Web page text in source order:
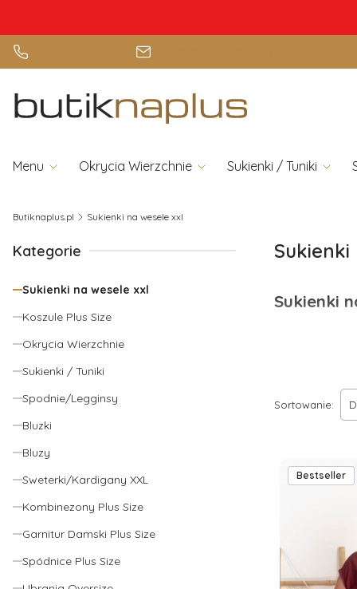
Menu Okrycia Wierzchnie Sukienki / Tuniki
Butiknaplus.pl Sukienki na wesele xxl
Kategorie
Sukienki na wesele xxl
Koszule Plus Size
Okrycia Wierzchnie
Sukienki / Tuniki
Spodnie/Legginsy
Bluzki
Bluzy
Sweterki/Kardigany XXL
Kombinezony Plus Size
Garnitur Damski Plus Size
Spódnice Plus Size
Sukienki
Sukienki
Dostałaś
zaszaleć –
wybór, że z
Lista
Sortowanie:
Bestseller